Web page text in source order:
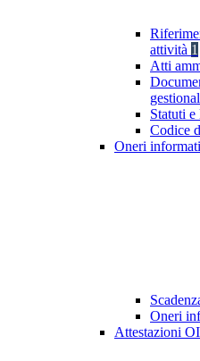
attività 1
Atti
Statuti
Codice
Oneri
Oneri
Attestazioni